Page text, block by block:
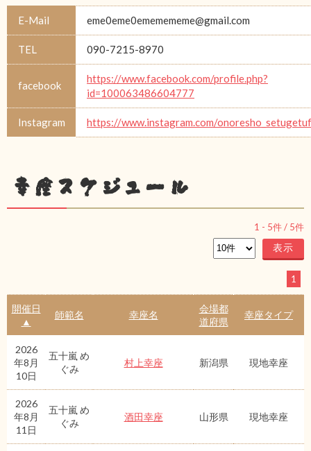
E-Mail eme0eme0ememememe@gmail.com
TEL 090-7215-8970
facebook
https://www.facebook.com/profile.php?
id=100063486604777
Instagram https://www.instagram.com/
幸座スケジュール
1 - 5件 / 5件
1
開催日
▲
師範名 幸座名
会場都
道府県
幸座タイプ
2026
年8月
10日
五十嵐 め
ぐみ
村上幸座 新潟県 現地幸座
2026
年8月
11日
五十嵐 め
ぐみ
酒田幸座 山形県 現地幸座